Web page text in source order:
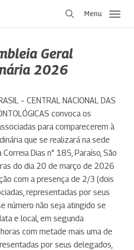
Menu
Geral
2026
– CENTRAL NACIONAL DAS
convoca os
para comparecerem à
que se realizará na sede
Correia Dias n° 185, Paraíso, São
do dia 20 de março de 2026
com a presença de 2/3 (dois
representadas por seus
número não seja atingido se
e local, em segunda
com metade mais uma de
por seus delegados,